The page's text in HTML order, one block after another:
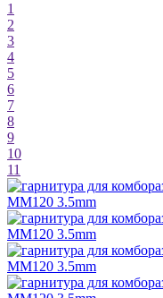
1
2
3
4
5
6
7
8
9
10
11